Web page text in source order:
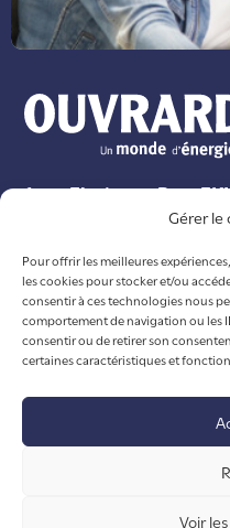
Gérer le
Pour offrir les meilleures
les cookies pour stocker et/ou
consentir à ces technologies nous
comportement de navigation ou les
consentir ou de retirer son
certaines caractéristiques et
Voir
1 rue Floriane - Parc
85500 LES HERBIERS
02 51 92 06 34
Particuliers
Professionnels
Nos réalisations pour
Nos réalisations pour